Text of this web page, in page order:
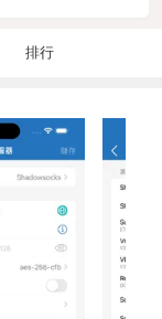
排行